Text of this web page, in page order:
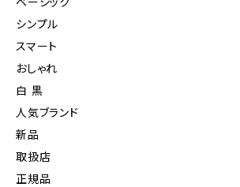
シンプル
スマート
おしゃれ
白 黒
人気ブランド
新品
取扱店
正規品